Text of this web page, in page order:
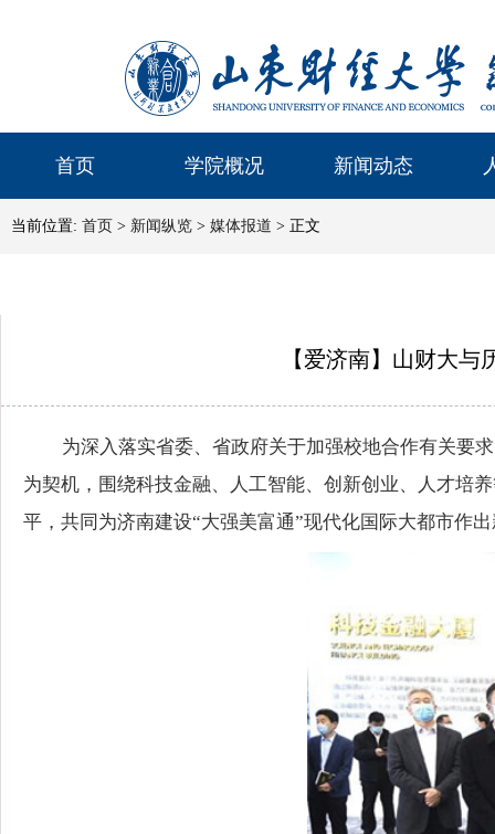
首页 学院概况 新闻动态
当前位置: 首页 > 新闻纵览 > 媒体报道 > 正文
【爱济南】山财大
为深入落实省委、省政府关于加强校地合作有关要
为契机，围绕科技金融、人工智能、创新创业、人才培
平，共同为济南建设“大强美富通”现代化国际大都市作